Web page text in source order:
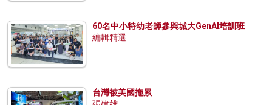
60名中小特幼老師參與城大GenAI培訓班
編輯精選
台灣被美國拖累